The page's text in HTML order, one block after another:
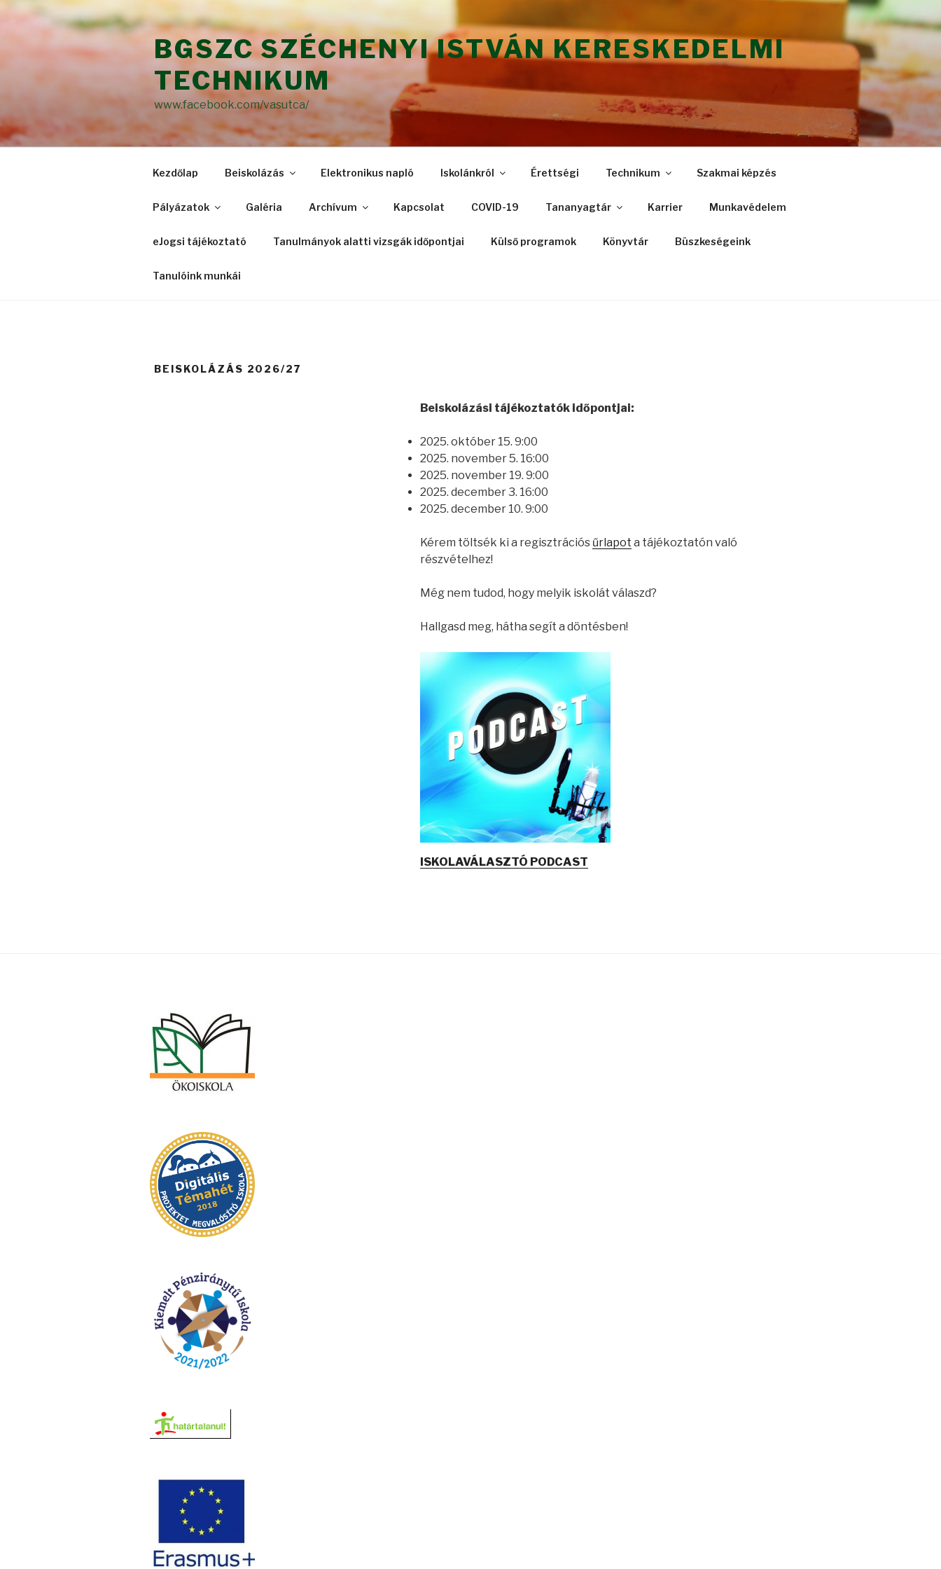
Tartalomhoz
BGSZC SZÉCHENYI ISTVÁN KERESKEDELMI
TECHNIKUM
www.facebook.com/vasutca/
Kezdőlap Beiskolázás Elektronikus napló Iskolánkról Érettségi Technikum Szakmai képzés
Pályázatok Galéria Archívum Kapcsolat COVID-19 Tananyagtár Karrier Munkavédelem
eJogsi tájékoztató Tanulmányok alatti vizsgák időpontjai Külső programok Könyvtár Büszkeségeink
Tanulóink munkái
BEISKOLÁZÁS 2026/27
Beiskolázási tájékoztatók időpontjai:
2025. október 15. 9:00
2025. november 5. 16:00
2025. november 19. 9:00
2025. december 3. 16:00
2025. december 10. 9:00
Kérem töltsék ki a regisztrációs űrlapot a tájékoztatón való
részvételhez!
Még nem tudod, hogy melyik iskolát válaszd?
Hallgasd meg, hátha segít a döntésben!
ISKOLAVÁLASZTÓ PODCAST